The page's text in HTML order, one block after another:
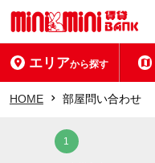
エリアから探す
HOME 部屋問い合わせ